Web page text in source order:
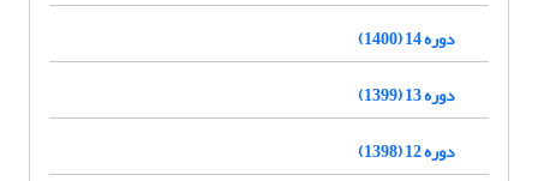
دوره 14 (1400)
دوره 13 (1399)
دوره 12 (1398)